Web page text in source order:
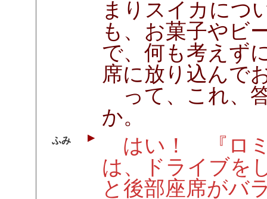
まりスイカにつ
も、お菓子やビ
で、何も考えず
席に放り込んで
って、これ、
か。
ふみ
はい！ 『ロミ
は、ドライブを
と後部座席がバ